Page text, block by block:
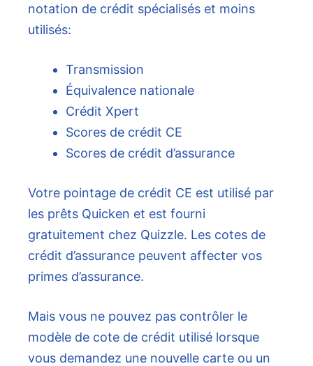
notation de crédit spécialisés et moins
utilisés:
Transmission
Équivalence nationale
Crédit Xpert
Scores de crédit CE
Scores de crédit d’assurance
Votre pointage de crédit CE est utilisé par
les prêts Quicken et est fourni
gratuitement chez Quizzle. Les cotes de
crédit d’assurance peuvent affecter vos
primes d’assurance.
Mais vous ne pouvez pas contrôler le
modèle de cote de crédit utilisé lorsque
vous demandez une nouvelle carte ou un